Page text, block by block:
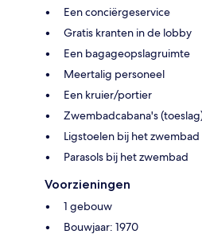
Een conciërgeservice
Gratis kranten in de lobby
Een bagageopslagruimte
Meertalig personeel
Een kruier/portier
Zwembadcabana's
Ligstoelen bij het zwembad
Parasols bij het zwembad
Voorzieningen
1 gebouw
Bouwjaar: 1970